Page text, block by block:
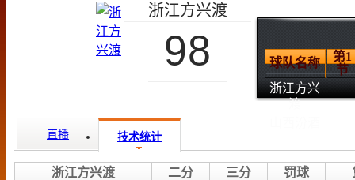
浙江方兴渡
98 球队名称
第1
节
浙江方兴
渡
直播 技术统计
浙江方兴渡 二分 三分 罚球